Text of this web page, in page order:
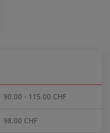
90.00 - 115.00 CHF
98.00 CHF